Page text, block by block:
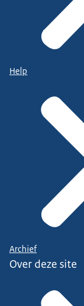
Help
Archief
Over deze site